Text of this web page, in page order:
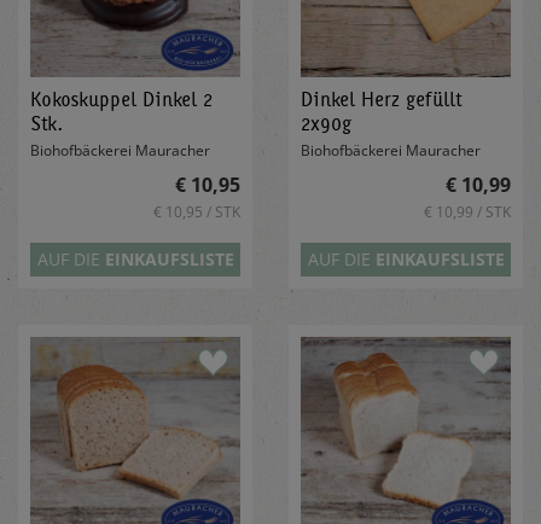
Kokoskuppel Dinkel 2
Stk.
Biohofbäckerei Mauracher
€ 10,95
€ 10,95 / STK
AUF DIE EINKAUFSLISTE
Dinkel Herz gefüllt
2x90g
Biohofbäckerei Mauracher
€ 10,99
€ 10,99 / STK
AUF DIE EINKAUFSLISTE